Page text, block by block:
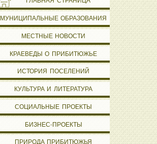
МУНИЦИПАЛЬНЫЕ ОБРАЗОВАНИЯ
МЕСТНЫЕ НОВОСТИ
КРАЕВЕДЫ О ПРИБИТЮЖЬЕ
ИСТОРИЯ ПОСЕЛЕНИЙ
КУЛЬТУРА И ЛИТЕРАТУРА
СОЦИАЛЬНЫЕ ПРОЕКТЫ
БИЗНЕС-ПРОЕКТЫ
ПРИРОДА ПРИБИТЮЖЬЯ